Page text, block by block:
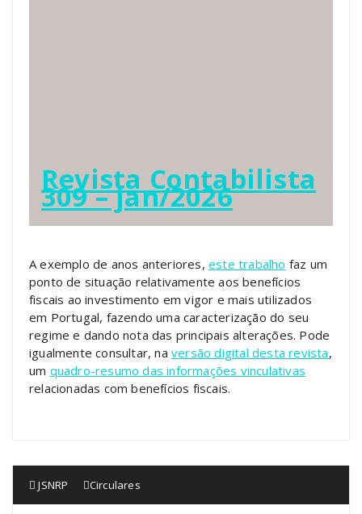
Revista Contabilista
309 – jan/2026
A exemplo de anos anteriores, este trabalho faz um
ponto de situação relativamente aos benefícios
fiscais ao investimento em vigor e mais utilizados
em Portugal, fazendo uma caracterização do seu
regime e dando nota das principais alterações. Pode
igualmente consultar, na versão digital desta revista,
um quadro-resumo das informações vinculativas
relacionadas com benefícios fiscais.
JSNRP Circulares